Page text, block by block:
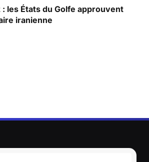
: les États du Golfe approuvent
iranienne